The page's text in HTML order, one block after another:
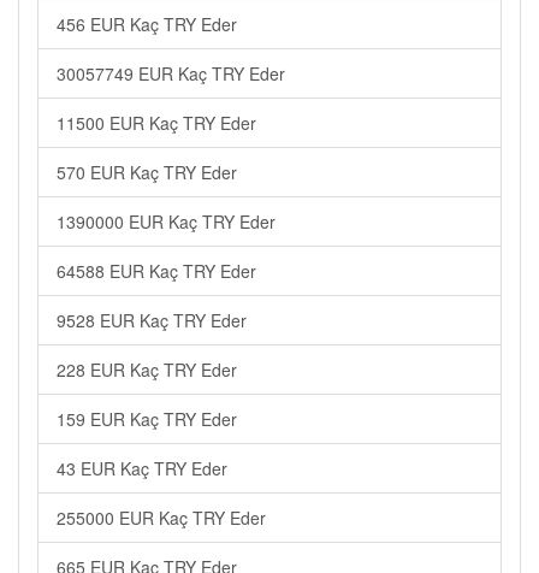
456 EUR Kaç TRY Eder
30057749 EUR Kaç TRY Eder
11500 EUR Kaç TRY Eder
570 EUR Kaç TRY Eder
1390000 EUR Kaç TRY Eder
64588 EUR Kaç TRY Eder
9528 EUR Kaç TRY Eder
228 EUR Kaç TRY Eder
159 EUR Kaç TRY Eder
43 EUR Kaç TRY Eder
255000 EUR Kaç TRY Eder
665 EUR Kaç TRY Eder